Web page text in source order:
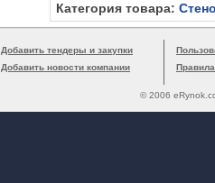
Категория товара:
Добавить тендеры и закупки
Добавить новости компании
© 2006